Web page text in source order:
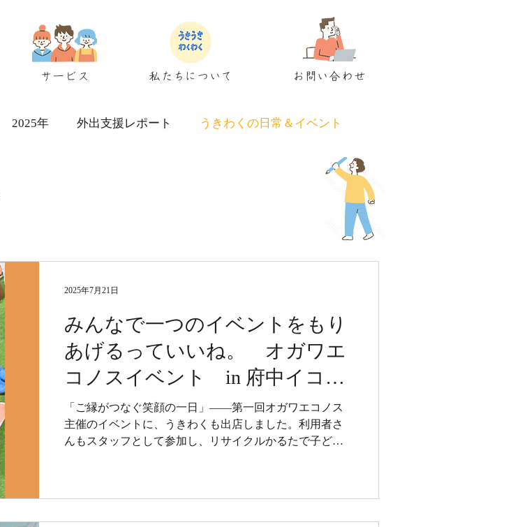
サービス 私たちについて お問い合わせ
2025年 外出支援レポート うきわくの日常＆イベント
みんなで一つのイベントをもり
あげるっていいね。 オガワエ
コノスイベント in 府中イコー
レ
「ご縁がつなぐ笑顔の一日」——第一回オガワエコノス
主催のイベントに、うきわくも出店しました。利用者さ
んもスタッフとして参加し、リサイクルかるたで子ども
2025年7月21日